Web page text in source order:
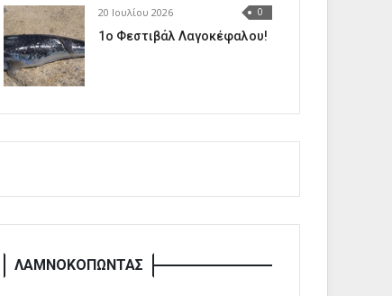
20 Ιουλίου 2026 0
1o Φεστιβάλ Λαγοκέφαλου!
ΛΑΜΝΟΚΟΠΩΝΤΑΣ